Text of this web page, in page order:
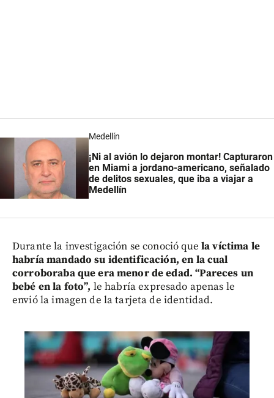
Medellín
¡Ni al avión lo dejaron montar! Capturaron
en Miami a jordano-americano, señalado
de delitos sexuales, que iba a viajar a
Medellín
Durante la investigación se conoció que la víctima le
habría mandado su identificación, en la cual
corroboraba que era menor de edad. “Pareces un
bebé en la foto”, le habría expresado apenas le
envió la imagen de la tarjeta de identidad.